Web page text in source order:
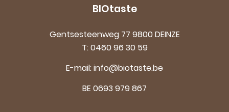
BIOtaste
Gentsesteenweg 77 9800 DEINZE
T:0460 96 30 59
E-mail:info@biotaste.be
BE 0693 979 867